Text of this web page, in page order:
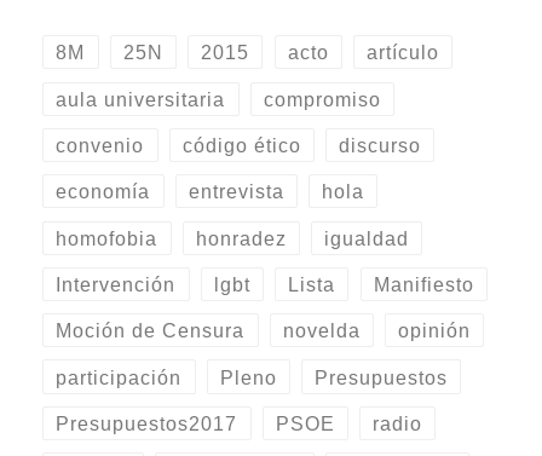
8M 25N 2015 acto artículo
aula universitaria compromiso
convenio código ético discurso
economía entrevista hola
homofobia honradez igualdad
Intervención lgbt Lista Manifiesto
Moción de Censura novelda opinión
participación Pleno Presupuestos
Presupuestos2017 PSOE radio